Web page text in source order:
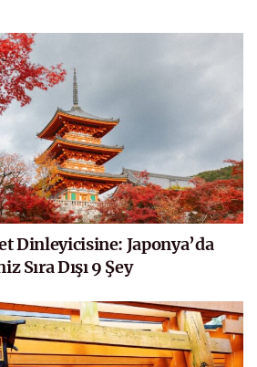
Dinleyicisine: Japonya’da
Sıra Dışı 9 Şey